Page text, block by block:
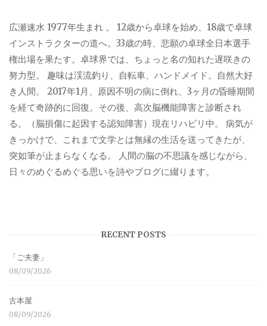
広瀬速水 1977年生まれ 。 12歳から卓球を始め、18歳で卓球
インストラクターの道へ。33歳の時、悲願の卓球全日本選手
権出場を果たす。卓球界では、ちょっと名の知れた遅咲きの
努力型。 趣味は渓流釣り、自転車、ハンドメイド。自然大好
き人間。 2017年1月、原因不明の病に倒れ、3ヶ月の昏睡期間
を経て奇跡的に回復。その後、高次脳機能障害と診断され
る。（脳損傷に起因する認知障害）現在リハビリ中。 病気が
きっかけで、これまで文学とは無縁の生活を送ってきたが、
突如筆が止まらなくなる。 人間の脳の不思議を感じながら、
日々のめぐるめぐる思いを詩やブログに綴ります。
RECENT POSTS
「ご夫妻」
08/09/2026
古本屋
08/09/2026